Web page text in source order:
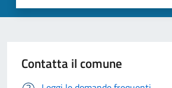
Contatta il comune